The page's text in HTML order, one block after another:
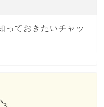
っておきたいチャッ